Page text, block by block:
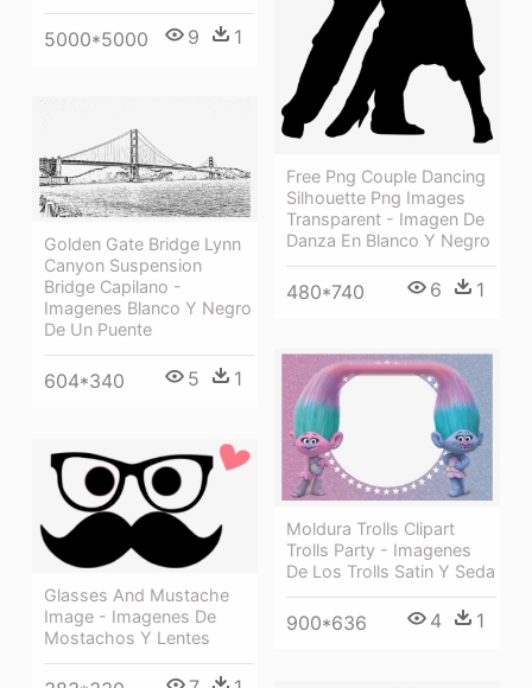
5000*5000 9 1
Free Png Couple Dancing
Silhouette Png Images
Transparent - Imagen De
Danza En Blanco Y Negro
480*740 6 1
Golden Gate Bridge Lynn
Canyon Suspension
Bridge Capilano -
Imagenes Blanco Y Negro
De Un Puente
604*340 5 1
Moldura Trolls Clipart
Trolls Party - Imagenes
De Los Trolls Satin Y Seda
900*636 4 1
Glasses And Mustache
Image - Imagenes De
Mostachos Y Lentes